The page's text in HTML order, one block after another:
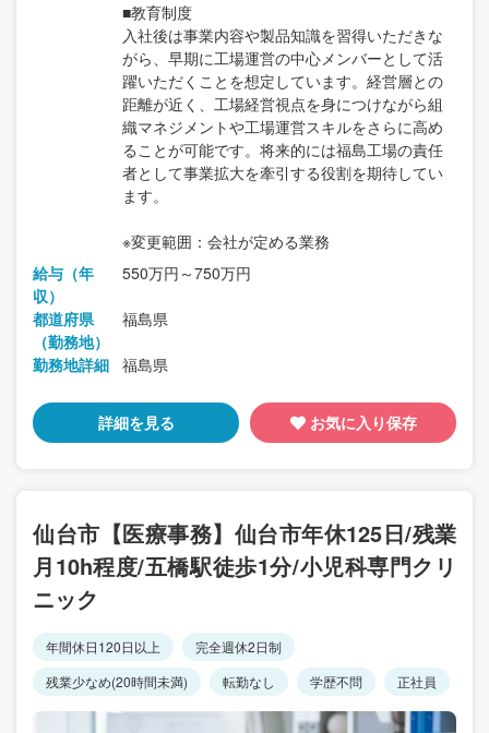
■教育制度
入社後は事業内容や製品知識を習得いただきな
がら、早期に工場運営の中心メンバーとして活
躍いただくことを想定しています。経営層との
距離が近く、工場経営視点を身につけながら組
織マネジメントや工場運営スキルをさらに高め
ることが可能です。将来的には福島工場の責任
者として事業拡大を牽引する役割を期待してい
ます。
※変更範囲：会社が定める業務
給与（年
収）
550万円～750万円
都道府県
（勤務地）
福島県
勤務地詳細 福島県
詳細を見る お気に入り保存
仙台市【医療事務】仙台市年休125日/残業
月10h程度/五橋駅徒歩1分/小児科専門クリ
ニック
年間休日120日以上
完全週休2日制
残業少なめ(20時間未満)
転勤なし 学歴不問 正社員